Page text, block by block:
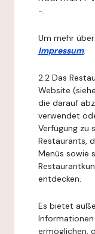
-.
Um mehr
Impressum.
2.2 Das
Website
die darauf
verwendet
Verfügung zu
Restaurants,
Menüs sowie
entdecken.
Es bietet
Informationen
ermöglichen,